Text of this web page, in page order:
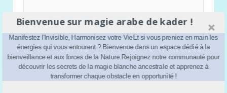
A lire aussi
Bienvenue sur magie arabe de kader !
Manifestez l'Invisible, Harmonisez votre VieEt si vous preniez en main les
énergies qui vous entourent ? Bienvenue dans un espace dédié à la
bienveillance et aux forces de la Nature.Rejoignez notre communauté pour
découvrir les secrets de la magie blanche ancestrale et apprenez à
transformer chaque obstacle en opportunité !